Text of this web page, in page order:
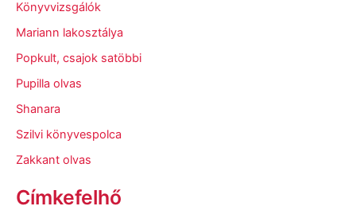
Könyvvizsgálók
Mariann lakosztálya
Popkult, csajok satöbbi
Pupilla olvas
Shanara
Szilvi könyvespolca
Zakkant olvas
Címkefelhő